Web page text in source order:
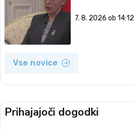
7. 8. 2026 ob 14:12
Vse novice
Prihajajoči dogodki